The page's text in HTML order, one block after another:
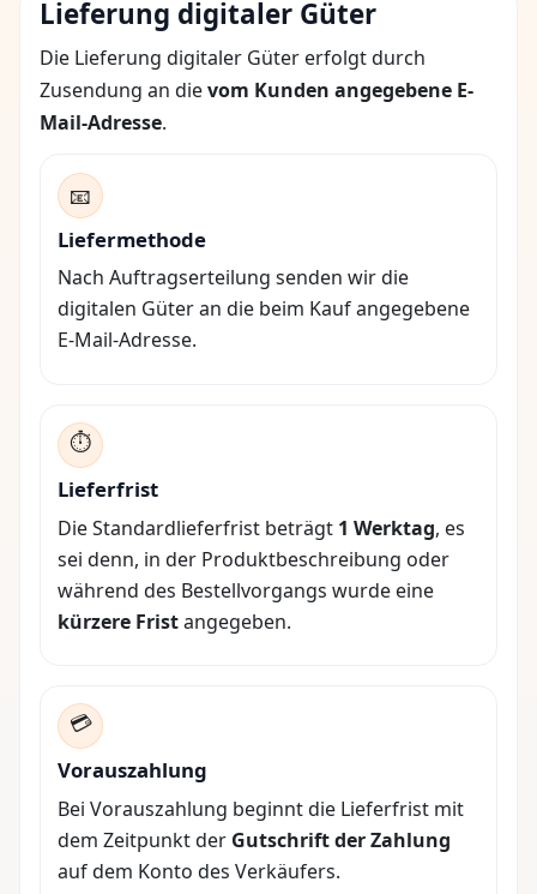
Lieferung digitaler Güter
Die Lieferung digitaler Güter erfolgt durch
Zusendung an dievom Kunden angegebene E-
Mail-Adresse.
📧
Liefermethode
Nach Auftragserteilung senden wir die
digitalen Güter an die beim Kauf angegebene
E-Mail-Adresse.
⏱️
Lieferfrist
Die Standardlieferfrist beträgt 1 Werktag, es
sei denn, in der Produktbeschreibung oder
während des Bestellvorgangs wurde eine
kürzere Fristangegeben.
💳
Vorauszahlung
Bei Vorauszahlung beginnt die Lieferfrist mit
dem Zeitpunkt der Gutschrift der Zahlung
auf dem Konto des Verkäufers.